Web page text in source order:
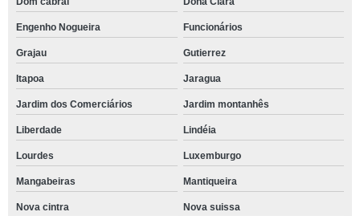
Engenho Nogueira Funcionários
Grajau Gutierrez
Itapoa Jaragua
Jardim dos Comerciários Jardim montanhês
Liberdade Lindéia
Lourdes Luxemburgo
Mangabeiras Mantiqueira
Nova cintra Nova suissa